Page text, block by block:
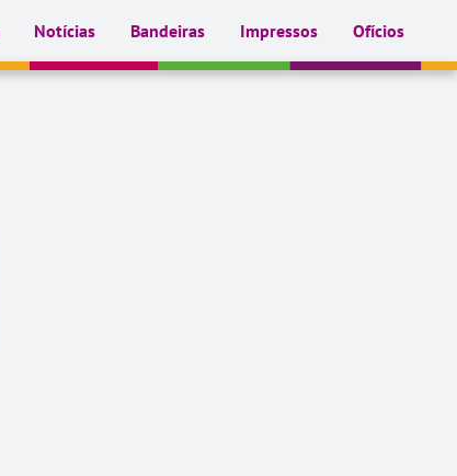
Notícias Bandeiras Impressos Ofícios